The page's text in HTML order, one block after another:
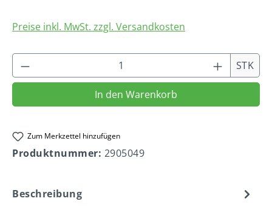
Preise inkl. MwSt. zzgl. Versandkosten
Produkt Anzahl: Gib den STK
In den Warenkorb
Zum Merkzettel hinzufügen
Produktnummer: 2905049
Beschreibung